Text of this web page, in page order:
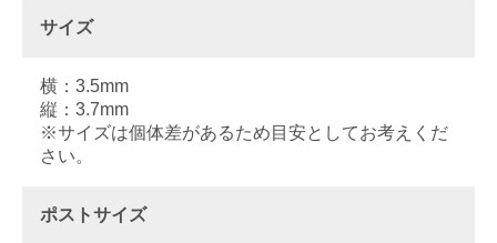
サイズ
横：3.5mm
縦：3.7mm
※サイズは個体差があるため目安としてお考えくだ
さい。
ポストサイズ